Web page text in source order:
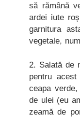
să rămână
ardei iute
garnitura
vegetale,
2. Salată de
pentru
ceapa
de ulei (eu
zeamă de